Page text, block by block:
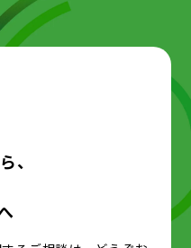
、